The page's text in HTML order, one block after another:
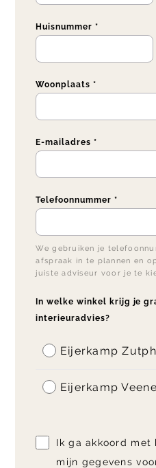
Huisnummer *
Woonplaats *
E-mailadres *
Telefoonnummer *
We gebruiken je
afspraak in te plannen en
juiste adviseur voor je te
In welke winkel krijg je
interieuradvies?
Eijerkamp
Eijerkamp
Ik ga akkoord met
mijn gegevens